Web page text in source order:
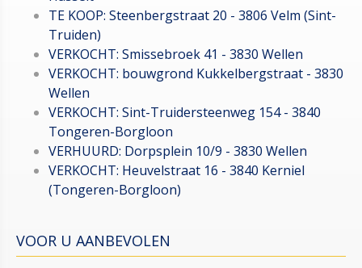
TE KOOP: Steenbergstraat 20 - 3806 Velm (Sint-
Truiden)
VERKOCHT: Smissebroek 41 - 3830 Wellen
VERKOCHT: bouwgrond Kukkelbergstraat - 3830
Wellen
VERKOCHT: Sint-Truidersteenweg 154 - 3840
Tongeren-Borgloon
VERHUURD: Dorpsplein 10/9 - 3830 Wellen
VERKOCHT: Heuvelstraat 16 - 3840 Kerniel
(Tongeren-Borgloon)
VOOR U AANBEVOLEN